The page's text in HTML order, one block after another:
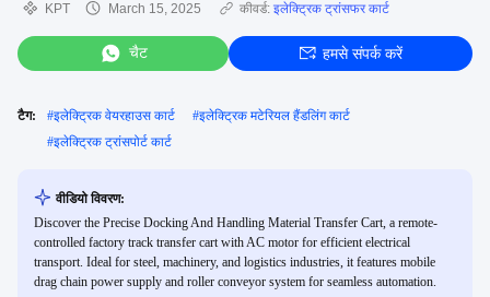
KPT March 15, 2025 कीवर्ड: इलेक्ट्रिक ट्रांसफर कार्ट
चैट हमसे संपर्क करें
टैग: #इलेक्ट्रिक वेयरहाउस कार्ट #इलेक्ट्रिक मटेरियल हैंडलिंग कार्ट
#इलेक्ट्रिक ट्रांसपोर्ट कार्ट
वीडियो विवरण:
Discover the Precise Docking And Handling Material Transfer Cart, a remote-
controlled factory track transfer cart with AC motor for efficient electrical
transport. Ideal for steel, machinery, and logistics industries, it features mobile
drag chain power supply and roller conveyor system for seamless automation.